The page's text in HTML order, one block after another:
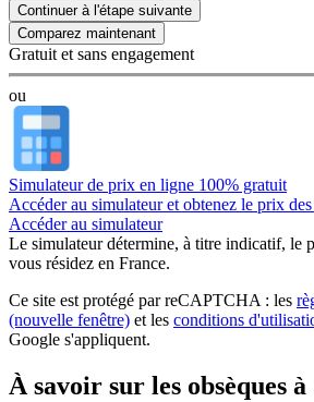
Continuer à l'étape suivante
Gratuit et sans engagement
ou
Simulateur de prix en ligne 100% gratuit
Accéder au simulateur et obtenez le prix des
Accéder au simulateur
Le simulateurdétermine, à titre indicatif, le
vous résidez en France.
Ce site est protégé par reCAPTCHA : les
(nouvelle fenêtre) et les conditions
Google s'appliquent.
À savoir sur les obsèques